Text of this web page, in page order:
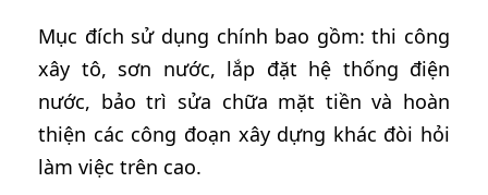
Mục đích sử dụng chính bao gồm: thi công
xây tô, sơn nước, lắp đặt hệ thống điện
nước, bảo trì sửa chữa mặt tiền và hoàn
thiện các công đoạn xây dựng khác đòi hỏi
làm việc trên cao.